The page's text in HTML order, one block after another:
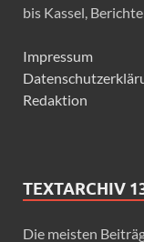
bis Kassel,
Impressum
Redaktion
TEXTARCHIV
Die meisten